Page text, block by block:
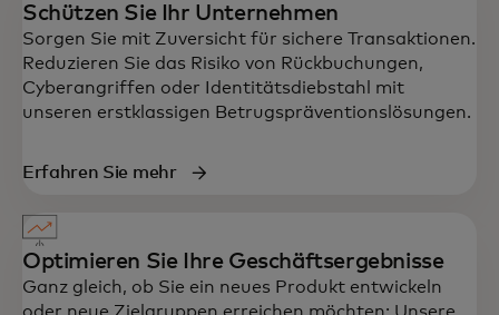
Schützen Sie Ihr Unternehmen
Sorgen Sie mit Zuversicht für sichere Transaktionen.
Reduzieren Sie das Risiko von Rückbuchungen,
Cyberangriffen oder Identitätsdiebstahl mit
unseren erstklassigen Betrugspräventionslösungen.
Erfahren Sie mehr
Optimieren Sie Ihre Geschäftsergebnisse
Ganz gleich, ob Sie ein neues Produkt entwickeln